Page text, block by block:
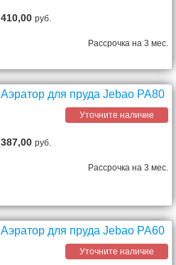
410,00руб.
Рассрочка на 3 мес.
Аэратор для пруда Jebao PA80
Уточните наличие
387,00руб.
Рассрочка на 3 мес.
Аэратор для пруда Jebao PA60
Уточните наличие